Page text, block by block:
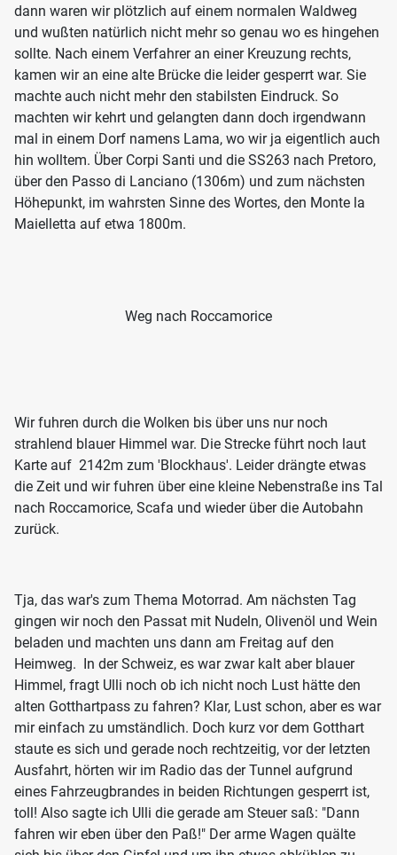
dann waren wir plötzlich auf einem normalen Waldweg
und wußten natürlich nicht mehr so genau wo es hingehen
sollte. Nach einem Verfahrer an einer Kreuzung rechts,
kamen wir an eine alte Brücke die leider gesperrt war. Sie
machte auch nicht mehr den stabilsten Eindruck. So
machten wir kehrt und gelangten dann doch irgendwann
mal in einem Dorf namens Lama, wo wir ja eigentlich auch
hin wolltem. Über Corpi Santi und die SS263 nach Pretoro,
über den Passo di Lanciano (1306m) und zum nächsten
Höhepunkt, im wahrsten Sinne des Wortes, den Monte la
Maielletta auf etwa 1800m.
Weg nach Roccamorice
Wir fuhren durch die Wolken bis über uns nur noch
strahlend blauer Himmel war. Die Strecke führt noch laut
Karte auf 2142m zum 'Blockhaus'. Leider drängte etwas
die Zeit und wir fuhren über eine kleine Nebenstraße ins Tal
nach Roccamorice, Scafa und wieder über die Autobahn
zurück.
Tja, das war's zum Thema Motorrad. Am nächsten Tag
gingen wir noch den Passat mit Nudeln, Olivenöl und Wein
beladen und machten uns dann am Freitag auf den
Heimweg. In der Schweiz, es war zwar kalt aber blauer
Himmel, fragt Ulli noch ob ich nicht noch Lust hätte den
alten Gotthartpass zu fahren? Klar, Lust schon, aber es war
mir einfach zu umständlich. Doch kurz vor dem Gotthart
staute es sich und gerade noch rechtzeitig, vor der letzten
Ausfahrt, hörten wir im Radio das der Tunnel aufgrund
eines Fahrzeugbrandes in beiden Richtungen gesperrt ist,
toll! Also sagte ich Ulli die gerade am Steuer saß: "Dann
fahren wir eben über den Paß!" Der arme Wagen quälte